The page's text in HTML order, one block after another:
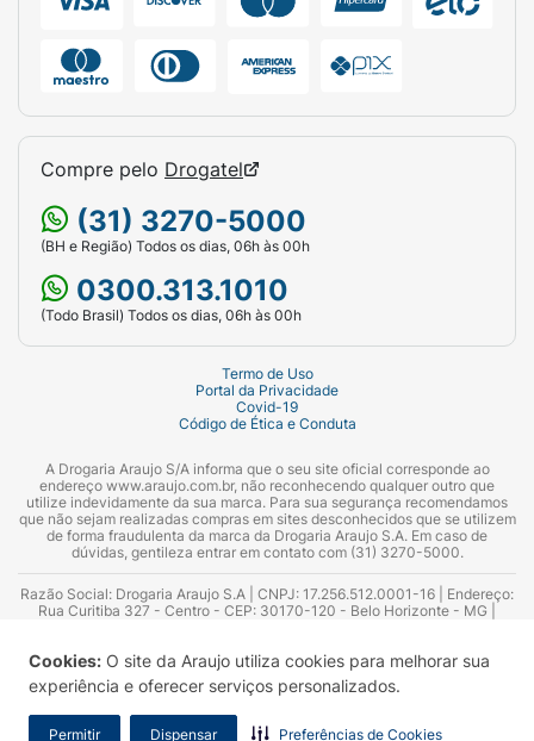
Cookies: O site da Araujo utiliza cookies para melhorar sua
experiência e oferecer serviços personalizados.
Permitir Dispensar Preferências de Cookies
Compre pelo Drogatel
(31) 3270-5000
(BH e Região) Todos os dias, 06h às 00h
0300.313.1010
(Todo Brasil) Todos os dias, 06h às 00h
Termo de Uso
Portal da Privacidade
Covid-19
Código de Ética e Conduta
A Drogaria Araujo S/A informa que o seu site oficial corresponde ao
endereço www.araujo.com.br, não reconhecendo qualquer outro que
utilize indevidamente da sua marca. Para sua segurança recomendamos
que não sejam realizadas compras em sites desconhecidos que se utilizem
de forma fraudulenta da marca da Drogaria Araujo S.A. Em caso de
dúvidas, gentileza entrar em contato com (31) 3270-5000.
Razão Social: Drogaria Araujo S.A | CNPJ: 17.256.512.0001-16 | Endereço:
Rua Curitiba 327 - Centro - CEP: 30170-120 - Belo Horizonte - MG |
Azevedo Guimarães – CRF 10.965 | Yasmin Silva Alvarenga – CRF 52.584 -
Consultor substituto: Thiago Aguiar Pinheiro - CRF Nº 13.748. Alvará
Sanitário: 2025020713 | Autorização de Funcionamento da Empresa (AFE):